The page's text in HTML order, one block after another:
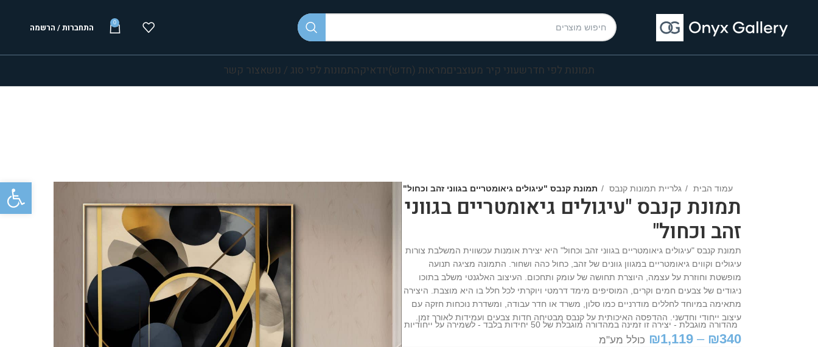
0 התחברות / הרשמה
תמונות לפי חדרשעוני קיר מעוצביםמראות (חדש)יודאיקהתמונות לפי סוג / נושאצור קשר
עמוד הבית גלריית תמונות קנבס תמונת קנבס "עיגולים גיאומטריים בגווני זהב וכחול"
תמונת קנבס "עיגולים גיאומטריים בגווני
זהב וכחול"
תמונת קנבס "עיגולים גיאומטריים בגווני זהב וכחול" היא יצירת אומנות עכשווית המשלבת צורות
עיגולים וקווים גיאומטריים במגוון גוונים של זהב, כחול כהה ושחור. התמונה מציגה תנועה
מופשטת וחוזרת על עצמה, היוצרת תחושה של עומק ותחכום. העיצוב האלגנטי משלב בתוכו
ניגודים של צבעים חמים וקרים, המוסיפים מימד דרמטי ויוקרתי לכל חלל בו היא מוצבת. היצירה
מתאימה במיוחד לחללים מודרניים כמו סלון, משרד או חדר עבודה, ומשדרת נוכחות חזקה עם
עיצוב ייחודי וחדשני. ההדפסה האיכותית על קנבס מבטיחה חדות צבעים ועמידות לאורך זמן.
מהדורה מוגבלת - יצירה זו זמינה במהדורה מוגבלת של 50 יחידות בלבד - לשמירה על ייחודיות
₪340
–
₪1,119 כולל מע"מ